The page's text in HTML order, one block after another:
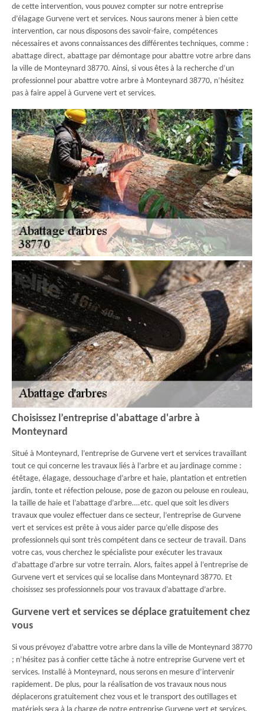
de cette intervention, vous pouvez compter sur notre entreprise
d’élagage Gurvene vert et services. Nous saurons mener à bien cette
intervention, car nous disposons des savoir-faire, compétences
nécessaires et avons connaissances des différentes techniques, comme :
abattage direct, abattage par démontage pour abattre votre arbre dans
la ville de Monteynard 38770. Ainsi, si vous êtes à la recherche d’un
professionnel pour abattre votre arbre à Monteynard 38770, n’hésitez
pas à faire appel à Gurvene vert et services.
Choisissez l’entreprise d'abattage d'arbre à
Monteynard
Situé à Monteynard, l’entreprise de Gurvene vert et services travaillant
tout ce qui concerne les travaux liés à l’arbre et au jardinage comme :
étêtage, élagage, dessouchage d’arbre et haie, plantation et entretien
jardin, tonte et réfection pelouse, pose de gazon ou pelouse en rouleau,
la taille de haie et l’abattage d’arbre….etc. quel que soit les divers
travaux que voulez effectuer dans ce secteur, l’entreprise de Gurvene
vert et services est prête à vous aider parce qu’elle dispose des
professionnels qui sont très compétent dans ce secteur de travail. Dans
votre cas, vous cherchez le spécialiste pour exécuter les travaux
d’abattage d’arbre sur votre terrain. Alors, faites appel à l’entreprise de
Gurvene vert et services qui se localise dans Monteynard 38770. Et
choisissez ses professionnels pour vos travaux d’abattage d’arbre.
Gurvene vert et services se déplace gratuitement chez
vous
Si vous prévoyez d’abattre votre arbre dans la ville de Monteynard 38770
; n’hésitez pas à confier cette tâche à notre entreprise Gurvene vert et
services. Installé à Monteynard, nous serons en mesure d’intervenir
rapidement. De plus, pour la réalisation de vos travaux nous nous
déplacerons gratuitement chez vous et le transport des outillages et